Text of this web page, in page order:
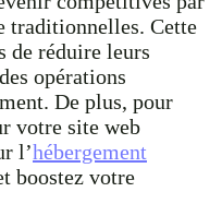
traditionnelles. Cette
de réduire leurs
opérations
De plus, pour
votre site web
l’hébergement
boostez votre